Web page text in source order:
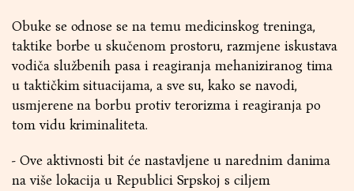
Obuke se odnose se na temu medicinskog treninga,
taktike borbe u skučenom prostoru, razmjene iskustava
vodiča službenih pasa i reagiranja mehaniziranog tima
u taktičkim situacijama, a sve su, kako se navodi,
usmjerene na borbu protiv terorizma i reagiranja po
tom vidu kriminaliteta.
- Ove aktivnosti bit će nastavljene u narednim danima
na više lokacija u Republici Srpskoj s ciljem